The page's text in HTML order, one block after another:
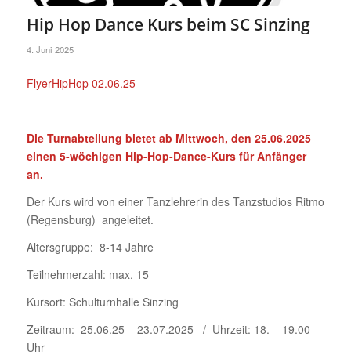
Hip Hop Dance Kurs beim SC Sinzing
4. Juni 2025
FlyerHipHop 02.06.25
Die Turnabteilung bietet ab Mittwoch, den 25.06.2025
einen 5-wöchigen Hip-Hop-Dance-Kurs für Anfänger
an.
Der Kurs wird von einer Tanzlehrerin des Tanzstudios Ritmo
(Regensburg) angeleitet.
Altersgruppe: 8-14 Jahre
Teilnehmerzahl: max. 15
Kursort: Schulturnhalle Sinzing
Zeitraum: 25.06.25 – 23.07.2025 / Uhrzeit: 18. – 19.00
Uhr